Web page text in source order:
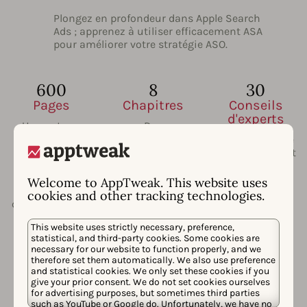
Welcome to AppTweak. This website uses
cookies and other tracking technologies.
This website uses strictly necessary, preference,
statistical, and third-party cookies. Some cookies are
necessary for our website to function properly, and we
therefore set them automatically. We also use preference
and statistical cookies. We only set these cookies if you
give your prior consent. We do not set cookies ourselves
for advertising purposes, but sometimes third parties
such as YouTube or Google do. Unfortunately, we have no
Plongez en profondeur dans Apple Search
Ads ; apprenez à utiliser efficacement ASA
pour améliorer votre stratégie ASO.
600
Pages
Un contenu
perspicace et
facile à lire qui
ajoutera de la
valeur à votre
compréhension
de l’ASO.
8
Chapitres
Des
approfondies,
jour sur tous
les sujets
majeurs liés à
l’ASO.
30
Conseils
d'experts
Des conseils de
premier ordre et
pratiques
d’experts en
ASO.
35
Données/Études
de cas
20+
Contributeurs